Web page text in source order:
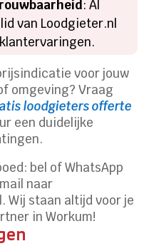
: Al
van Loodgieter.nl
voor jouw
omgeving? Vraag
loodgieters offerte
een duidelijke
bel of WhatsApp
naar
Wij staan altijd voor je
in Workum!